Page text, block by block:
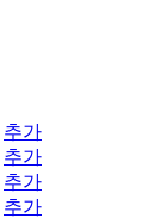
추가
추가
추가
추가